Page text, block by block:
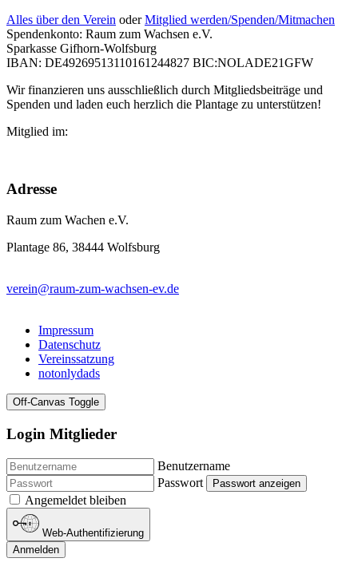
Alles über den Verein oderMitglied werden/Spenden/Mitmachen
Spendenkonto: Raum zum Wachsen e.V.
Sparkasse Gifhorn-Wolfsburg
IBAN: DE49269513110161244827 BIC:NOLADE21GFW
Wir finanzieren uns ausschließlich durch Mitgliedsbeiträge und
Spenden und laden euch herzlich die Plantage zu unterstützen!
Mitglied im:
Adresse
Raum zum Wachen e.V.
Plantage 86, 38444 Wolfsburg
verein@raum-zum-wachsen-ev.de
Impressum
Datenschutz
Vereinssatzung
notonlydads
Off-Canvas Toggle
Login Mitglieder
Benutzername
Passwort
Passwort anzeigen
Angemeldet bleiben
Web-Authentifizierung
Anmelden